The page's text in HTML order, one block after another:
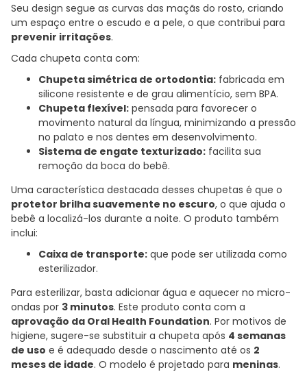
Seu design segue as curvas das maçãs do rosto, criando
um espaço entre o escudo e a pele, o que contribui para
prevenir irritações.
Cada chupeta conta com:
Chupeta simétrica de ortodontia: fabricada em
silicone resistente e de grau alimentício, sem BPA.
Chupeta flexível: pensada para favorecer o
movimento natural da língua, minimizando a pressão
no palato e nos dentes em desenvolvimento.
Sistema de engate texturizado: facilita sua
remoção da boca do bebê.
Uma característica destacada desses chupetas é que o
protetor brilha suavemente no escuro, o que ajuda o
bebê a localizá-los durante a noite. O produto também
inclui:
Caixa de transporte: que pode ser utilizada como
esterilizador.
Para esterilizar, basta adicionar água e aquecer no micro-
ondas por 3 minutos. Este produto conta com a
aprovação da Oral Health Foundation. Por motivos de
higiene, sugere-se substituir a chupeta após 4 semanas
de uso e é adequado desde o nascimento até os 2
meses de idade. O modelo é projetado para meninas.